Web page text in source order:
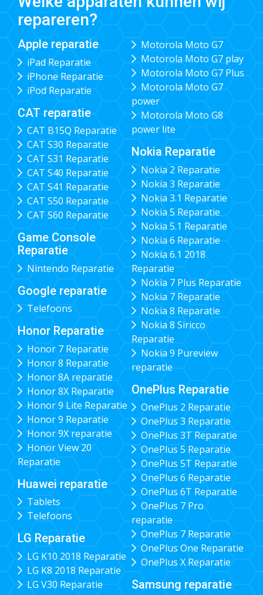
repareren?
Apple reparatie
iPad Reparatie
iPhone Reparatie
iPod Reparatie
CAT reparatie
CAT B15Q Reparatie
CAT S30 Reparatie
CAT S31 Reparatie
CAT S40 Reparatie
CAT S41 Reparatie
CAT S50 Reparatie
CAT S60 Reparatie
Game Console
Reparatie
Nintendo Reparatie
Google reparatie
Telefoons
Honor Reparatie
Honor 7 Reparatie
Honor 8 Reparatie
Honor 8A reparatie
Honor 8X Reparatie
Honor 9 Lite Reparatie
Honor 9 Reparatie
Honor 9X reparatie
Honor View 20
Reparatie
Huawei reparatie
Tablets
Telefoons
LG Reparatie
LG K10 2018 Reparatie
LG K8 2018 Reparatie
LG V30 Reparatie
Motorola Moto G7
Motorola Moto G7 play
Motorola Moto G7 Plus
Motorola Moto G7
power
Motorola Moto G8
power lite
Nokia Reparatie
Nokia 2 Reparatie
Nokia 3 Reparatie
Nokia 3.1 Reparatie
Nokia 5 Reparatie
Nokia 5.1 Reparatie
Nokia 6 Reparatie
Nokia 6.1 2018
Reparatie
Nokia 7 Plus Reparatie
Nokia 7 Reparatie
Nokia 8 Reparatie
Nokia 8 Siricco
Reparatie
Nokia 9 Pureview
reparatie
OnePlus Reparatie
OnePlus 2 Reparatie
OnePlus 3 Reparatie
OnePlus 3T Reparatie
OnePlus 5 Reparatie
OnePlus 5T Reparatie
OnePlus 6 Reparatie
OnePlus 6T Reparatie
OnePlus 7 Pro
reparatie
OnePlus 7 Reparatie
OnePlus One Reparatie
OnePlus X Reparatie
Samsung reparatie